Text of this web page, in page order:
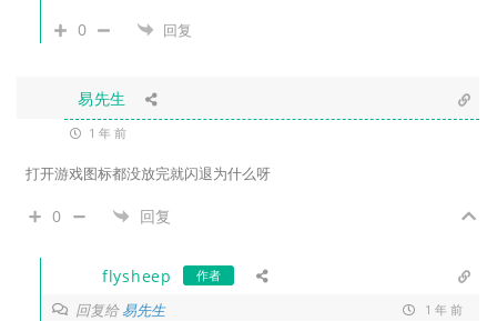
0 回复
易先生
1 年 前
打开游戏图标都没放完就闪退为什么呀
0 回复
flysheep 作者
回复给易先生 1 年 前